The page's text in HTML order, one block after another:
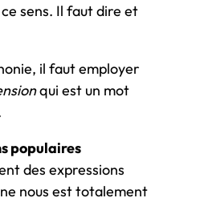
sens. Il faut dire et
il faut employer
qui est un mot
populaires
des expressions
nous est totalement